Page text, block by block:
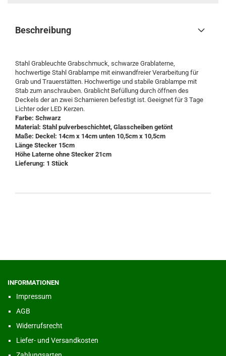
Beschreibung
Stahl Grableuchte Grabschmuck, schwarze Grablaterne,
hochwertige Stahl Grablampe mit einwandfreier Verarbeitung für
Grab und Trauerstätten. Hochwertige und stabile Grablampe mit
Stab zum anschrauben. Grablicht Befüllung durch öffnen des
Deckels der an zwei Scharnieren befestigt ist. Geeignet für 3 Tage
Lichter oder LED Kerzen.
Farbe: Schwarz
Material: Stahl pulverbeschichtet, Glasscheiben getönt
Maße: Deckel: 14cm x 14cm unten 10,5cm x 10,5cm
Länge Stecker 15cm
Höhe Laterne ohne Stecker 21cm
Lieferung: 1 Stück
INFORMATIONEN
Impressum
AGB
Widerrufsrecht
Liefer- und Versandkosten